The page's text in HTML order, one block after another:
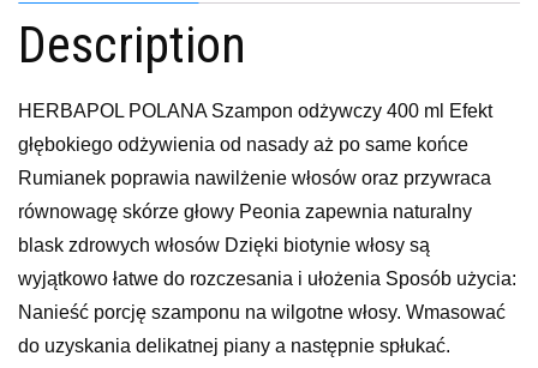
Description
HERBAPOL POLANA Szampon odżywczy 400 ml Efekt
głębokiego odżywienia od nasady aż po same końce
Rumianek poprawia nawilżenie włosów oraz przywraca
równowagę skórze głowy Peonia zapewnia naturalny
blask zdrowych włosów Dzięki biotynie włosy są
wyjątkowo łatwe do rozczesania i ułożenia Sposób użycia:
Nanieść porcję szamponu na wilgotne włosy. Wmasować
do uzyskania delikatnej piany a następnie spłukać.